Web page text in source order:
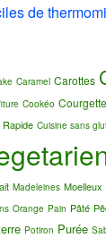
de
Caramel Carottes
Cookéo
Cuisine sans
Madeleines Moelleux
Orange Pain Pâté
Potiron Purée